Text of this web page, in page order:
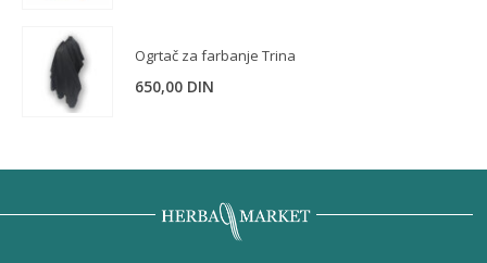
Ogrtač za farbanje Trina
650,00 DIN